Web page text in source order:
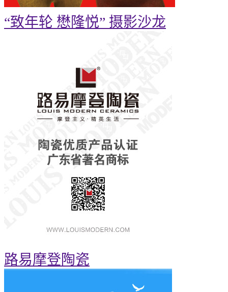
“致年轮 懋隆悦” 摄影沙龙
路易摩登陶瓷